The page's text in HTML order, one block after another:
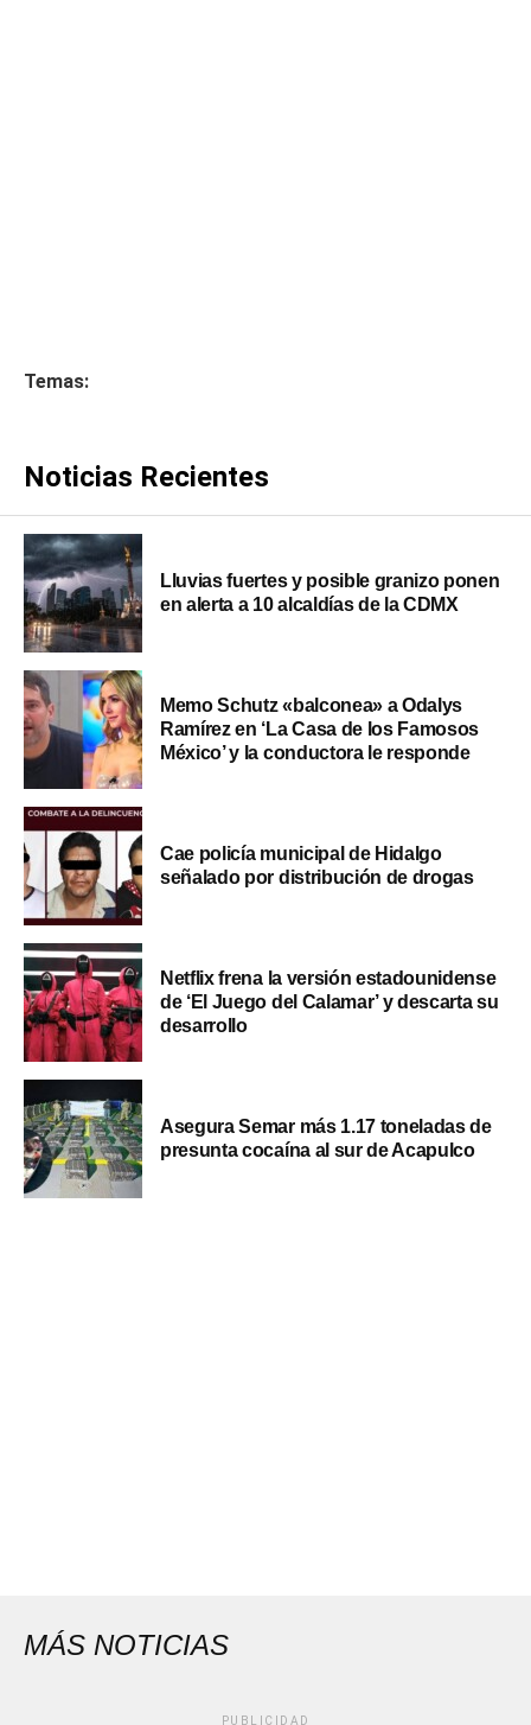
Temas:
Noticias Recientes
Lluvias fuertes y posible granizo ponen
en alerta a 10 alcaldías de la CDMX
Memo Schutz «balconea» a Odalys
Ramírez en ‘La Casa de los Famosos
México’ y la conductora le responde
Cae policía municipal de Hidalgo
señalado por distribución de drogas
Netflix frena la versión estadounidense
de ‘El Juego del Calamar’ y descarta su
desarrollo
Asegura Semar más 1.17 toneladas de
presunta cocaína al sur de Acapulco
MÁS NOTICIAS
PUBLICIDAD